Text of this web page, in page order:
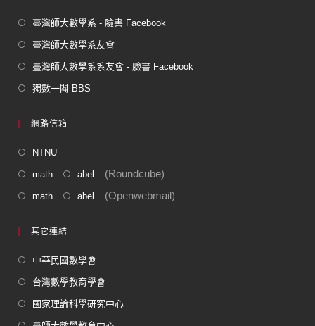
臺灣師大數學系 - 臉書 Facebook
臺灣師大數學系友會
臺灣師大數學系系友會 - 臉書 Facebook
獨數一閣 BBS
網路信箱
NTNU
math abel (Roundcube)
math abel (Openwebmail)
其它連結
中華民國數學會
台灣數學教育學會
國家理論科學研究中心